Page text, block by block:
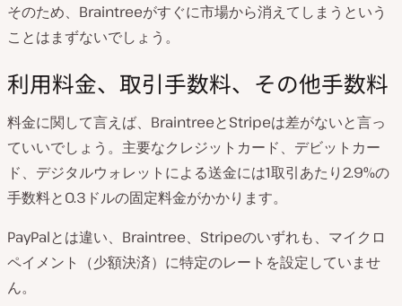
そのため、Braintreeがすぐに市場から消えてしまうという
ことはまずないでしょう。
利用料金、取引手数料、その他手数料
料金に関して言えば、BraintreeとStripeは差がないと言っ
ていいでしょう。主要なクレジットカード、デビットカー
ド、デジタルウォレットによる送金には1取引あたり2.9%の
手数料と0.3ドルの固定料金がかかります。
PayPalとは違い、Braintree、Stripeのいずれも、マイクロ
ペイメント（少額決済）に特定のレートを設定していませ
ん。